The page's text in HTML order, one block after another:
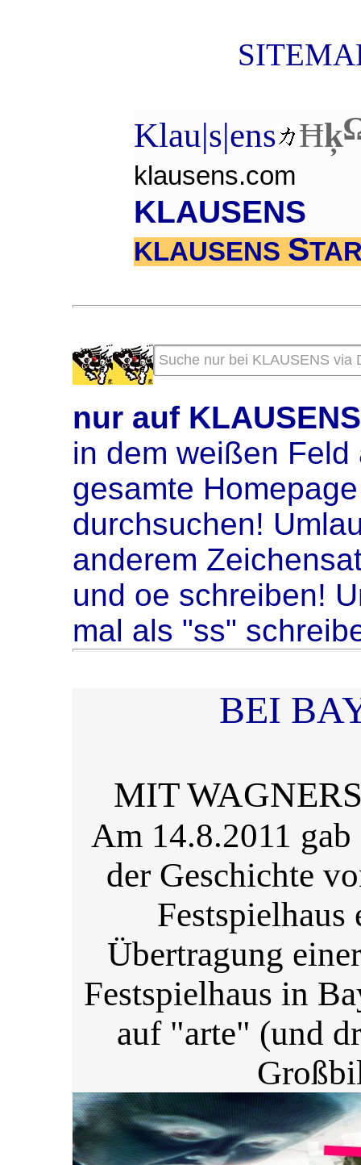
Klau|s|ens Ħķ
klausens.com
KLAUSENS
KLAUSENS S
nur auf
in dem weißen
gesamte
durchsuchen!
anderem
und oe schreiben!
mal als "ss"
BEI
MIT
Am 14.8.2011 gab
der Geschichte
Übertragung
Festspielhaus in
auf "arte" (und